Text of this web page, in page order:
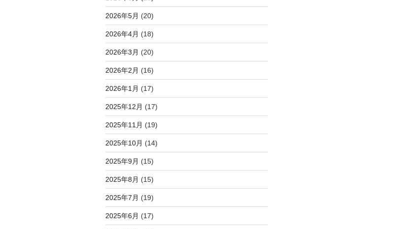
2026年5月 (20)
2026年4月 (18)
2026年3月 (20)
2026年2月 (16)
2026年1月 (17)
2025年12月 (17)
2025年11月 (19)
2025年10月 (14)
2025年9月 (15)
2025年8月 (15)
2025年7月 (19)
2025年6月 (17)